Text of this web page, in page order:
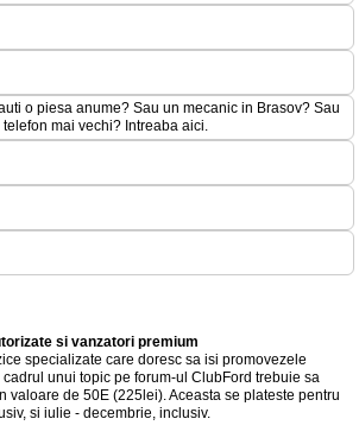
o piesa anume? Sau un mecanic in Brasov? Sau
telefon mai vechi? Intreaba aici.
si vanzatori premium
specializate care doresc sa isi promovezele
unui topic pe forum-ul ClubFord trebuie sa
valoare de 50E (225lei). Aceasta se plateste pentru
si iulie - decembrie, inclusiv.